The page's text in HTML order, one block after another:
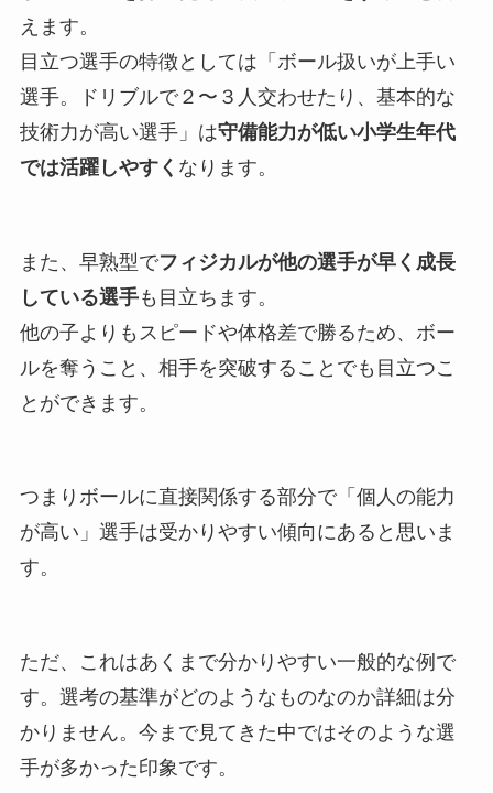
えます。
目立つ選手の特徴としては「ボール扱いが上手い
選手。ドリブルで２〜３人交わせたり、基本的な
技術力が高い選手」は守備能力が低い小学生年代
では活躍しやすく なります。
また、早熟型でフィジカルが他の選手が早く成長
している選手も目立ちます。
他の子よりもスピードや体格差で勝るため、ボー
ルを奪うこと、相手を突破することでも目立つこ
とができます。
つまりボールに直接関係する部分で「個人の能力
が高い」選手は受かりやすい傾向にあると思いま
す。
ただ、これはあくまで分かりやすい一般的な例で
す。選考の基準がどのようなものなのか詳細は分
かりません。今まで見てきた中ではそのような選
手が多かった印象です。